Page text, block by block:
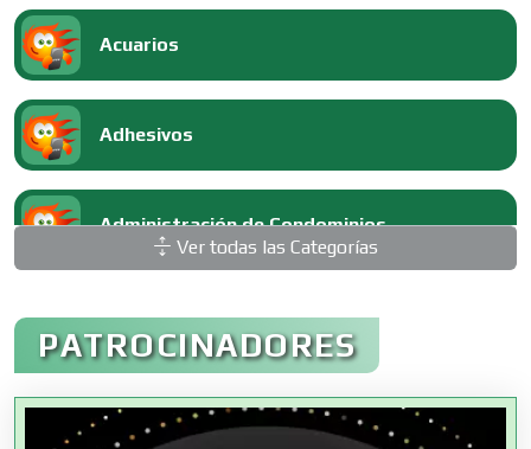
Acuarios
Adhesivos
Administración de Condominios
Administración de Empresas
Agencias Aduanales
Ver todas las Categorías
PATROCINADORES